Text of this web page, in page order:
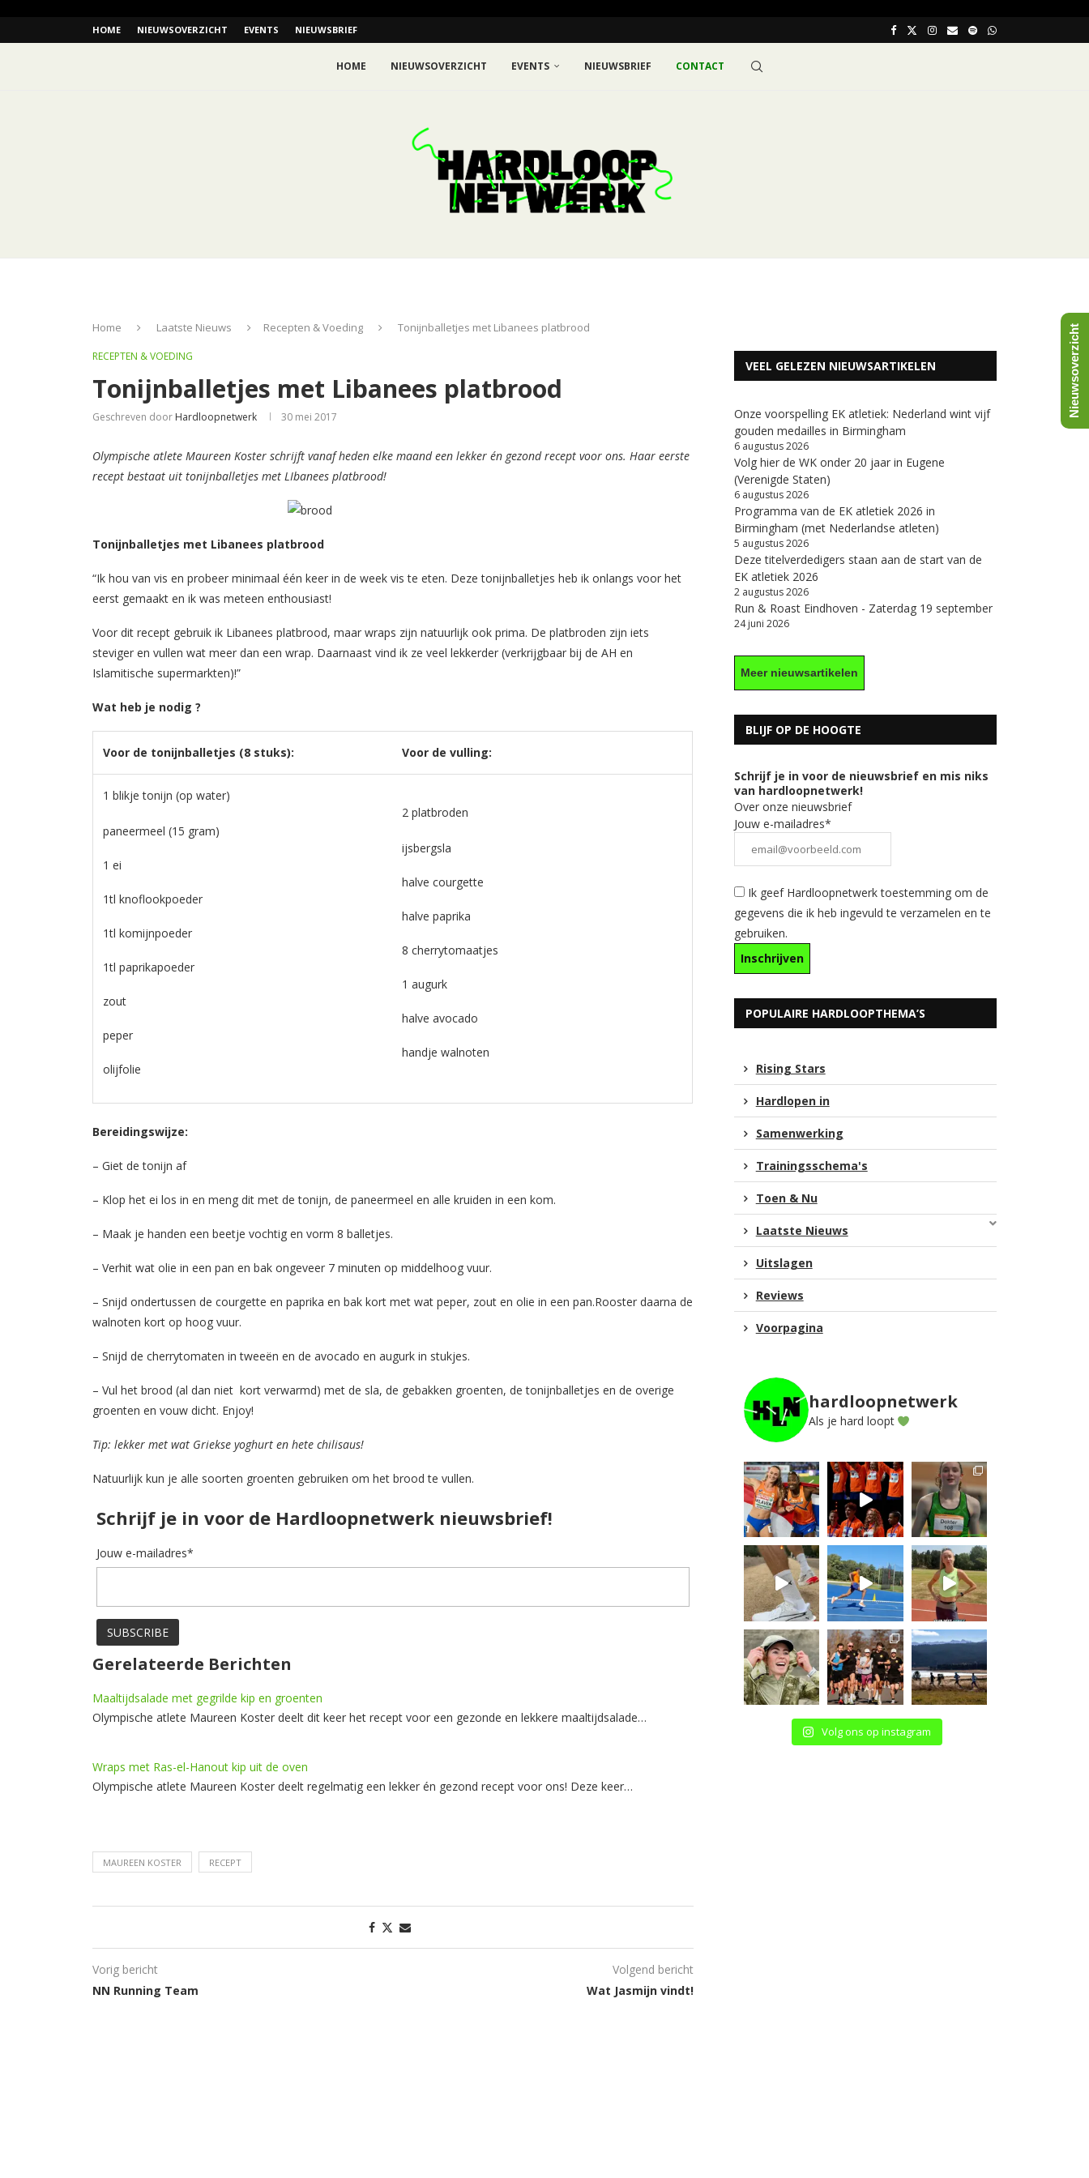
HOME NIEUWSOVERZICHT EVENTS NIEUWSBRIEF
HOME NIEUWSOVERZICHT EVENTS NIEUWSBRIEF CONTACT
Home Laatste Nieuws Recepten & Voeding Tonijnballetjes met Libanees platbrood
RECEPTEN & VOEDING
Tonijnballetjes met Libanees platbrood
Geschreven door Hardloopnetwerk 30 mei 2017
Olympische atlete Maureen Koster schrijft vanaf heden elke maand een lekker én gezond recept voor ons. Haar eerste
recept bestaat uit tonijnballetjes met LIbanees platbrood!
Tonijnballetjes met Libanees platbrood
“Ik hou van vis en probeer minimaal één keer in de week vis te eten. Deze tonijnballetjes heb ik onlangs voor het
eerst gemaakt en ik was meteen enthousiast!
Voor dit recept gebruik ik Libanees platbrood, maar wraps zijn natuurlijk ook prima. De platbroden zijn iets
steviger en vullen wat meer dan een wrap. Daarnaast vind ik ze veel lekkerder (verkrijgbaar bij de AH en
Islamitische supermarkten)!”
Wat heb je nodig ?
Voor de tonijnballetjes (8 stuks): Voor de vulling:
1 blikje tonijn (op water)
paneermeel (15 gram)
1 ei
1tl knoflookpoeder
1tl komijnpoeder
1tl paprikapoeder
zout
peper
olijfolie
2 platbroden
ijsbergsla
halve courgette
halve paprika
8 cherrytomaatjes
1 augurk
halve avocado
handje walnoten
Bereidingswijze:
– Giet de tonijn af
– Klop het ei los in en meng dit met de tonijn, de paneermeel en alle kruiden in een kom.
– Maak je handen een beetje vochtig en vorm 8 balletjes.
– Verhit wat olie in een pan en bak ongeveer 7 minuten op middelhoog vuur.
– Snijd ondertussen de courgette en paprika en bak kort met wat peper, zout en olie in een pan.Rooster daarna de
walnoten kort op hoog vuur.
– Snijd de cherrytomaten in tweeën en de avocado en augurk in stukjes.
– Vul het brood (al dan niet kort verwarmd) met de sla, de gebakken groenten, de tonijnballetjes en de overige
groenten en vouw dicht. Enjoy!
Tip: lekker met wat Griekse yoghurt en hete chilisaus!
Natuurlijk kun je alle soorten groenten gebruiken om het brood te vullen.
Schrijf je in voor de Hardloopnetwerk nieuwsbrief!
Jouw e-mailadres*
Gerelateerde Berichten
Maaltijdsalade met gegrilde kip en groenten
Olympische atlete Maureen Koster deelt dit keer het recept voor een gezonde en lekkere maaltijdsalade…
Wraps met Ras-el-Hanout kip uit de oven
Olympische atlete Maureen Koster deelt regelmatig een lekker én gezond recept voor ons! Deze keer…
MAUREEN KOSTER RECEPT
Vorig bericht
NN Running Team
Volgend bericht
Wat Jasmijn vindt!
VEEL GELEZEN NIEUWSARTIKELEN
Onze voorspelling EK atletiek: Nederland wint vijf
gouden medailles in Birmingham
6 augustus 2026
Volg hier de WK onder 20 jaar in Eugene
(Verenigde Staten)
6 augustus 2026
Programma van de EK atletiek 2026 in
Birmingham (met Nederlandse atleten)
5 augustus 2026
Deze titelverdedigers staan aan de start van de
EK atletiek 2026
2 augustus 2026
Run & Roast Eindhoven - Zaterdag 19 september
24 juni 2026
Meer nieuwsartikelen
BLIJF OP DE HOOGTE
Schrijf je in voor de nieuwsbrief en mis niks
van hardloopnetwerk!
Over onze nieuwsbrief
Jouw e-mailadres*
Ik geef Hardloopnetwerk toestemming om de
gegevens die ik heb ingevuld te verzamelen en te
gebruiken.
POPULAIRE HARDLOOPTHEMA’S
Rising Stars
Hardlopen in
Samenwerking
Trainingsschema's
Toen & Nu
Laatste Nieuws
Uitslagen
Reviews
Voorpagina
hardloopnetwerk
Als je hard loopt
Volg ons op instagram
Nieuwsoverzicht